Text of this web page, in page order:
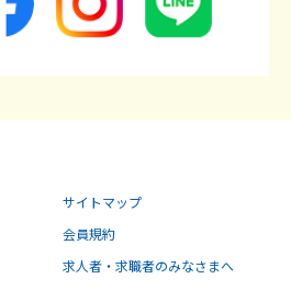
サイトマップ
会員規約
求人者・求職者のみなさまへ